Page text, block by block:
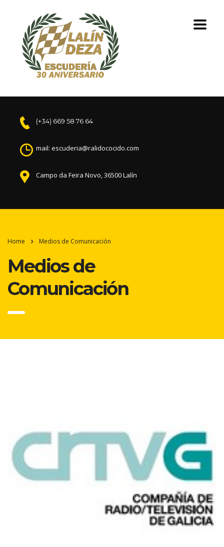
(+34) 669 58 76 64
mail: escuderia@ralidococido.com
Campo da Feira Novo, 36500 Lalín
Home Medios de Comunicación
Medios de
Comunicación